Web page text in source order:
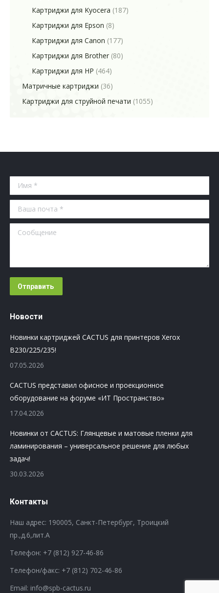
Картриджи для Kyocera (187)
Картриджи для Epson (8)
Картриджи для Canon (177)
Картриджи для Brother (80)
Картриджи для HP (464)
Матричные картриджи (36)
Картриджи для струйной печати (1055)
Имя *
Ваша почта *
Сообщение
Отправить
Новости
Новинки картриджей CACTUS для принтеров Xerox
B230/225/235!
07.05.2026
CACTUS представил офисное и проекционное
оборудование на форуме «ИТ Пространство»
17.04.2026
Новинки от CACTUS: Глянцевые и матовые пленки для
ламинирования – универсальное решение для любых
задач!
30.03.2026
Контакты
Наш адрес: 190005, Санкт-Петербург, Троицкий
пр.,д.6,лит.А
Телефон: +7 (812) 927-46-86
Телефон/факс: +7 (812) 702-46-86
Email: info@spb-cactus.ru